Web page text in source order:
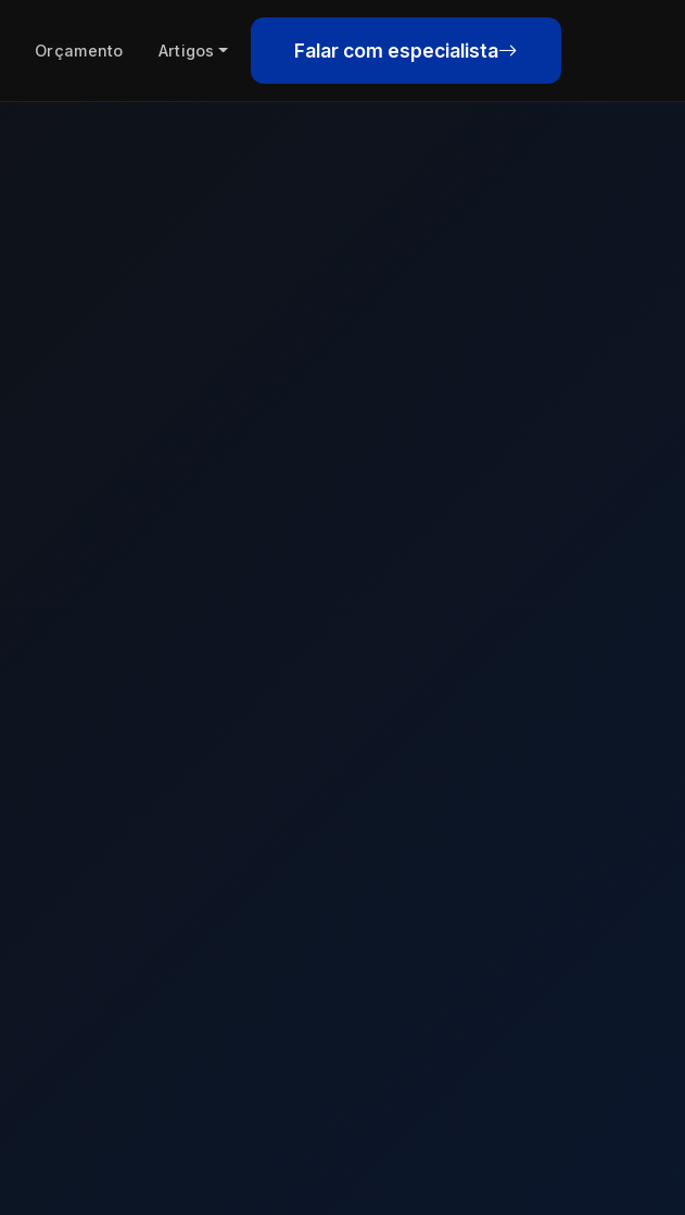
Orçamento Artigos Falar com especialista